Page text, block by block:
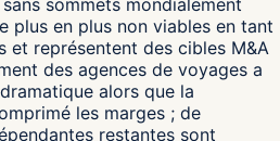
sommets mondialement
plus en plus non viables en tant
et représentent des cibles M&A
des agences de voyages a
alors que la
les marges ; de
restantes sont